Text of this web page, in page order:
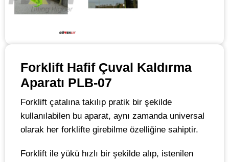
Forklift Hafif Çuval Kaldırma
Aparatı PLB-07
Forklift çatalına takılıp pratik bir şekilde
kullanılabilen bu aparat, aynı zamanda universal
olarak her forklifte girebilme özelliğine sahiptir.
Forklift ile yükü hızlı bir şekilde alıp, istenilen